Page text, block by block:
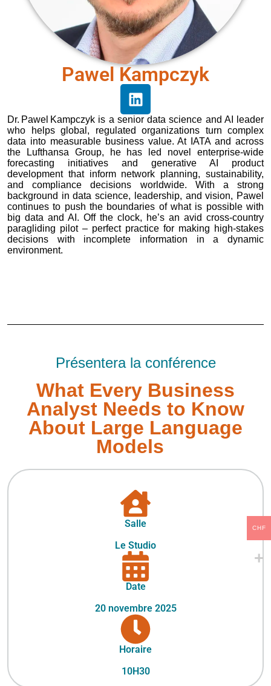
Pawel Kampczyk
Dr. Pawel Kampczyk is a senior data science and AI leader
who helps global, regulated organizations turn complex
data into measurable business value. At IATA and across
the Lufthansa Group, he has led novel enterprise‑wide
forecasting initiatives and generative AI product
development that inform network planning, sustainability,
and compliance decisions worldwide. With a strong
background in data science, leadership, and vision, Pawel
continues to push the boundaries of what is possible with
big data and AI. Off the clock, he’s an avid cross‑country
paragliding pilot – perfect practice for making high‑stakes
decisions with incomplete information in a dynamic
environment.
Présentera la conférence
What Every Business
Analyst Needs to Know
About Large Language
Models
Salle
Le Studio
Date
20 novembre 2025
Horaire
10H30
CHF